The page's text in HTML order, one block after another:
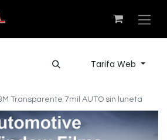
Tarifa Web
Transparente 7mil AUTO sin luneta